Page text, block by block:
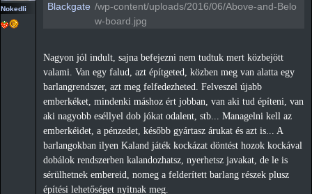
Nokedli
Blackgate /wp-content/uploads/2016/06/Above-and-Belo
w-board.jpg
Nagyon jól indult, sajna befejezni nem tudtuk mert közbejött
valami. Van egy falud, azt építgeted, közben meg van alatta egy
barlangrendszer, azt meg felfedezheted. Felveszel újabb
emberkéket, mindenki máshoz ért jobban, van aki tud építeni, van
aki nagyobb eséllyel dob jókat odalent, stb... Managelni kell az
emberkéidet, a pénzedet, később gyártasz árukat és azt is... A
barlangokban ilyen Kaland játék kockázat döntést hozok kockával
dobálok rendszerben kalandozhatsz, nyerhetsz javakat, de le is
sérülhetnek embereid, nomeg a felderített barlang részek plusz
építési lehetőséget nyitnak meg.